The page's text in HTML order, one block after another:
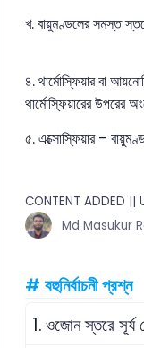
খ. বায়ুমণ্ডলের সমস্ত
৪. থার্মোস্ফিয়ার বা
থার্মোস্ফিয়ারের উপরের
৫. এক্সোস্ফিয়ার –
CONTENT ADDED ||
Md Masukur
# বহুনির্বাচনী প্রশ্ন
1.ওজোন স্তরে সূর্য